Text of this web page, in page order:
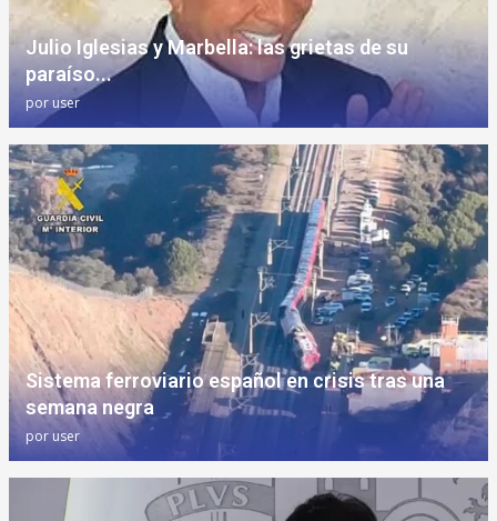
Julio Iglesias y Marbella: las grietas de su
paraíso...
poruser
Sistema ferroviario español en crisis tras una
semana negra
poruser